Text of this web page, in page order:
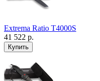
Extrema Ratio T4000S
41 522 р.